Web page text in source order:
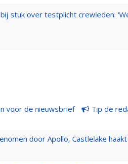
stuk over testplicht crewleden:
voor de nieuwsbrief Tip de
door Apollo, Castlelake